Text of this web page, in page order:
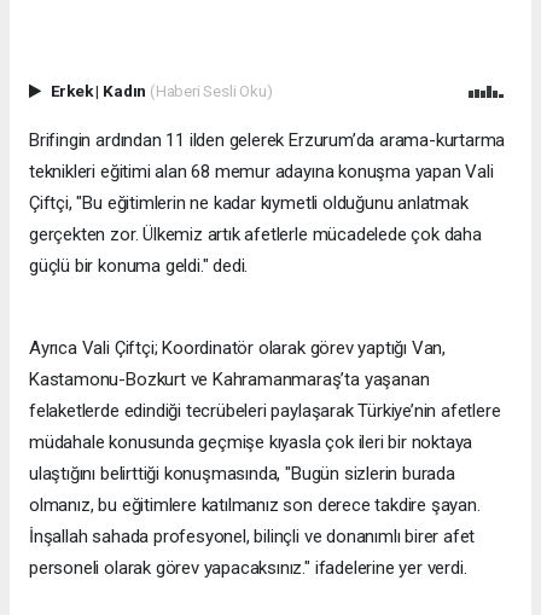
Erkek| Kadın (Haberi Sesli Oku)
Brifingin ardından 11 ilden gelerek Erzurum’da arama-kurtarma
teknikleri eğitimi alan 68 memur adayına konuşma yapan Vali
Çiftçi, "Bu eğitimlerin ne kadar kıymetli olduğunu anlatmak
gerçekten zor. Ülkemiz artık afetlerle mücadelede çok daha
güçlü bir konuma geldi." dedi.
Ayrıca Vali Çiftçi; Koordinatör olarak görev yaptığı Van,
Kastamonu-Bozkurt ve Kahramanmaraş’ta yaşanan
felaketlerde edindiği tecrübeleri paylaşarak Türkiye’nin afetlere
müdahale konusunda geçmişe kıyasla çok ileri bir noktaya
ulaştığını belirttiği konuşmasında, "Bugün sizlerin burada
olmanız, bu eğitimlere katılmanız son derece takdire şayan.
İnşallah sahada profesyonel, bilinçli ve donanımlı birer afet
personeli olarak görev yapacaksınız." ifadelerine yer verdi.